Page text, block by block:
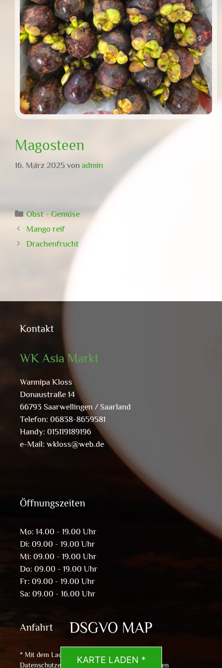
Magosteen
16. März 2025 von admin
Kategorien
Obst - Gemüse
Mango reif
Drachenfrucht
Kontakt
WK Asia Markt
Wannipa Kloss
Donaustraße 14
66793 Saarwellingen / Saarland
Telefon: 06838-8659581
Handy: 015119189196
e-Mail: wkloss@web.de
Öffnungszeiten
Mo: 14.00 - 19.00 Uhr
Di: 09.00 - 19.00 Uhr
Mi: 09.00 - 19.00 Uhr
Do: 09.00 - 19.00 Uhr
Fr: 09.00 - 19.00 Uhr
Sa: 09.00 - 16.00 Uhr
Anfahrt DSGVO MAP
KARTE LADEN *
* Mit dem Laden der Karte akzeptierst du die
Datenschutzerklärung von Google. Mehr erfahren